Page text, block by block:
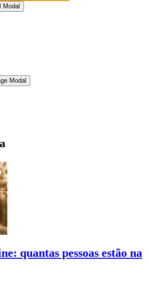
quantas pessoas estão na